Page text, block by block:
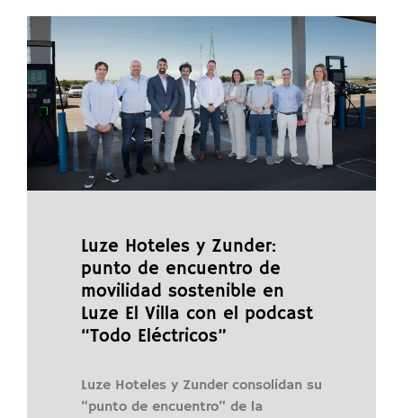
Luze Hoteles y Zunder:
punto de encuentro de
movilidad sostenible en
Luze El Villa con el podcast
“Todo Eléctricos”
Luze Hoteles y Zunder consolidan su
“punto de encuentro” de la